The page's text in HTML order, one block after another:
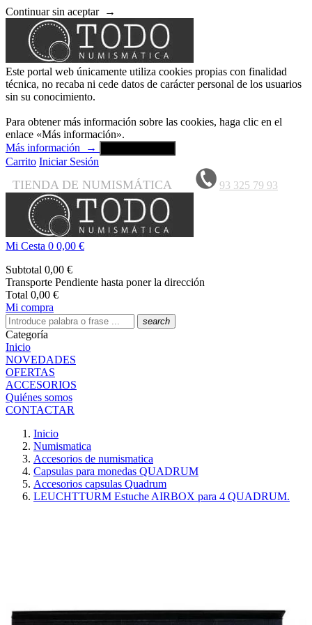
Continuar sin aceptar →
Este portal web únicamente utiliza cookies propias con finalidad
técnica, no recaba ni cede datos de carácter personal de los usuarios
sin su conocimiento.
Para obtener más información sobre las cookies, haga clic en el
enlace «Más información».
Más información
→
Carrito Iniciar Sesión
TIENDA DE NUMISMÁTICA 93 325 79 93
Mi Cesta 0 0,00 €
Subtotal 0,00 €
Transporte Pendiente hasta poner la dirección
Total 0,00 €
Mi compra
search
Categoría
Inicio
NOVEDADES
OFERTAS
ACCESORIOS
Quiénes somos
CONTACTAR
Inicio
Numismatica
Accesorios de numismatica
Capsulas para monedas QUADRUM
Accesorios capsulas Quadrum
LEUCHTTURM Estuche AIRBOX para 4 QUADRUM.